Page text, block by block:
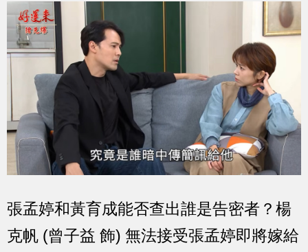
張孟婷和黃育成能否查出誰是告密者？楊
克帆 (曾子益 飾) 無法接受張孟婷即將嫁給